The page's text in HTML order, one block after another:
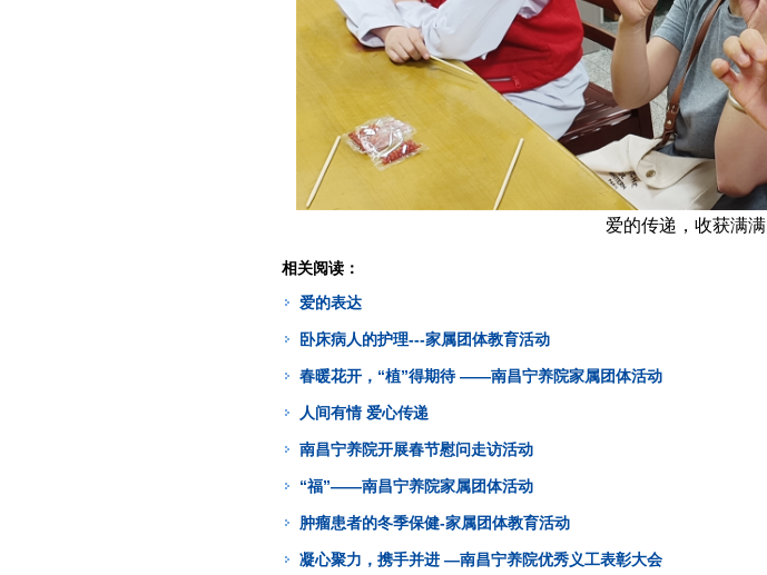
爱的传递，收获满满
相关阅读：
爱的表达
卧床病人的护理---家属团体教育活动
春暖花开，“植”得期待 ——南昌宁养院家属团体活动
人间有情 爱心传递
南昌宁养院开展春节慰问走访活动
“福”——南昌宁养院家属团体活动
肿瘤患者的冬季保健-家属团体教育活动
凝心聚力，携手并进 —南昌宁养院优秀义工表彰大会